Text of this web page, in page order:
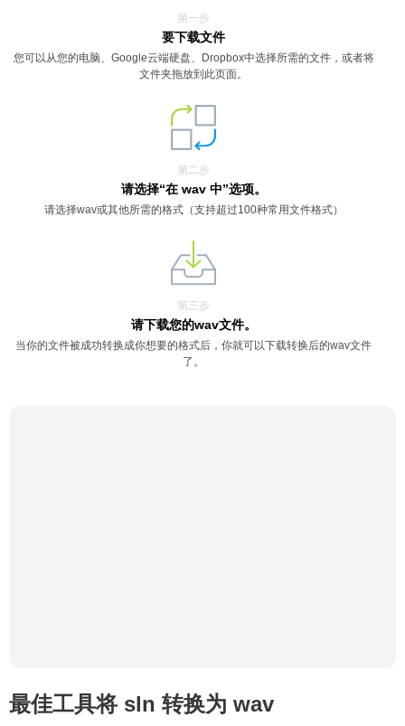
第一步
要下载文件
您可以从您的电脑、Google云端硬盘、Dropbox中选择所需的文件，或者将
文件夹拖放到此页面。
第二步
请选择“在 wav 中”选项。
请选择wav或其他所需的格式（支持超过100种常用文件格式）
第三步
请下载您的wav文件。
当你的文件被成功转换成你想要的格式后，你就可以下载转换后的wav文件
了。
最佳工具将 sln 转换为 wav